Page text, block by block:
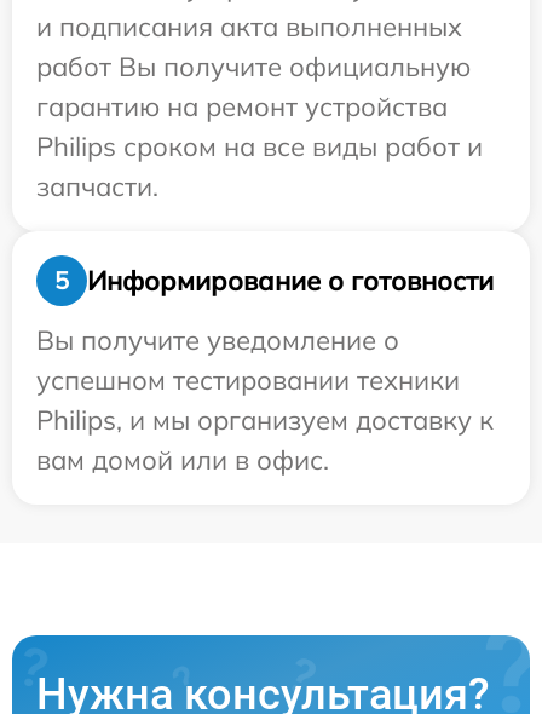
и подписания акта выполненных
работ Вы получите официальную
гарантию на ремонт устройства
Philips сроком на все виды работ и
запчасти.
5
Информирование о готовности
Вы получите уведомление о
успешном тестировании техники
Philips, и мы организуем доставку к
вам домой или в офис.
Нужна консультация?